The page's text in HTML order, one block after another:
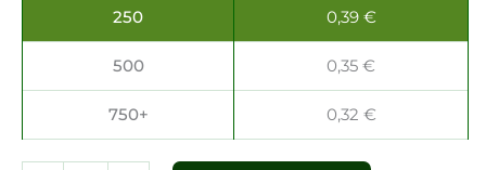
250 0,39 €
500 0,35€
750+ 0,32 €